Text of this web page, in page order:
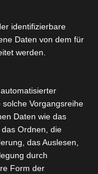
in
identifizierbare
Daten von dem für
werden.
Vorgangsreihe
Daten wie das
Ordnen, die
das Auslesen,
durch
Form der